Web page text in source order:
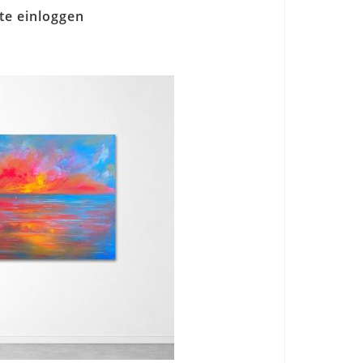
einloggen